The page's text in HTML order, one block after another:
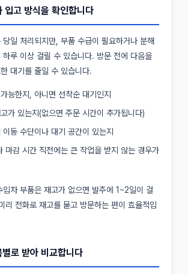
입고 방식을 확인합니다
당일 처리되지만, 부품 수급이 필요하거나 분해
하루 이상 걸릴 수 있습니다. 방문 전에 다음을
대기를 줄일 수 있습니다.
능한지, 아니면 선착순 대기인지
가 있는지(없으면 주문 시간이 추가됩니다)
이동 수단이나 대기 공간이 있는지
마감 시간 직전에는 큰 작업을 받지 않는 경우가
입차 부품은 재고가 없으면 발주에 1~2일이 걸
리 전화로 재고를 묻고 방문하는 편이 효율적입
로 받아 비교합니다